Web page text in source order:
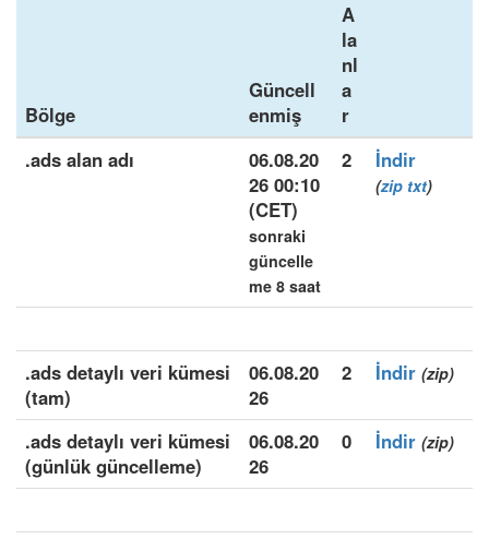
Bölge
Güncell
enmiş
A
la
nl
a
r
.ads alan adı
06.08.20
26 00:10
(CET)
sonraki
güncelle
me 8 saat
2 İndir
(zip txt)
.ads detaylı veri kümesi
(tam)
06.08.20
26
2 İndir (zip)
.ads detaylı veri kümesi
(günlük güncelleme)
06.08.20
26
0 İndir (zip)